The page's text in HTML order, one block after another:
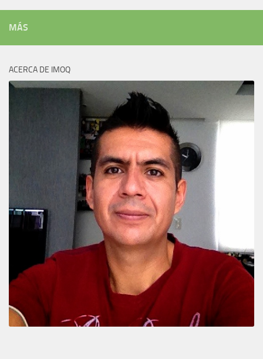
MÁS
ACERCA DE IMOQ